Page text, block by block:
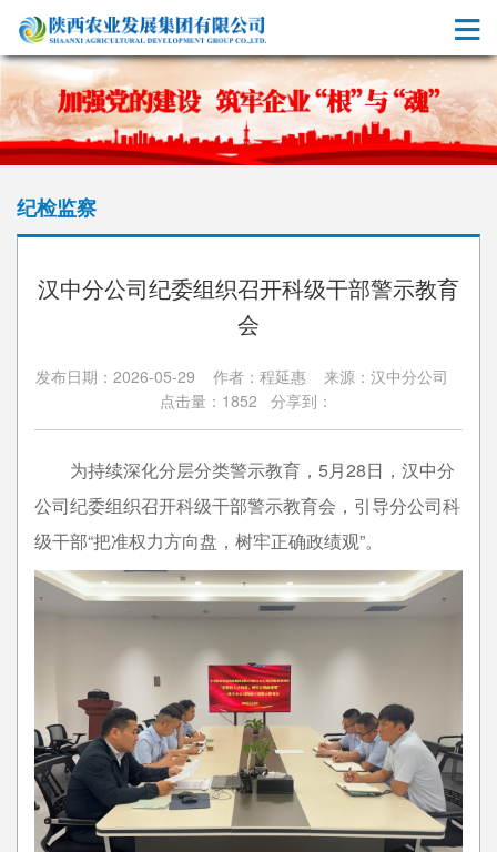
纪检监察
汉中分公司纪委组织召开科级干部警示教育
会
发布日期：2026-05-29 作者：程延惠 来源：汉中分公司
点击量：1852 分享到：
为持续深化分层分类警示教育，5月28日，汉中分
公司纪委组织召开科级干部警示教育会，引导分公司科
级干部“把准权力方向盘，树牢正确政绩观”。